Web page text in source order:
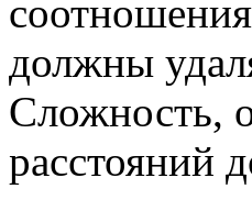
должны
Сложность,
расстояний